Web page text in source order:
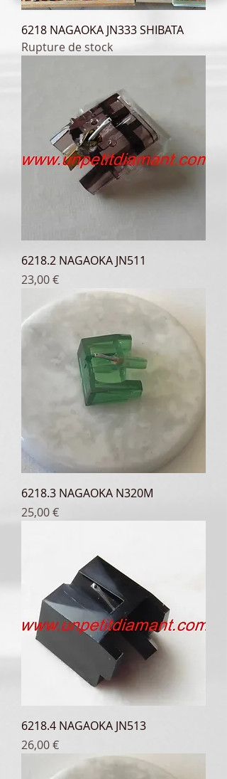
6218 NAGAOKA JN333 SHIBATA
Rupture de stock
6218.2 NAGAOKA JN511
Prix
23,00 €
6218.3 NAGAOKA N320M
Prix
25,00 €
6218.4 NAGAOKA JN513
Prix
26,00 €